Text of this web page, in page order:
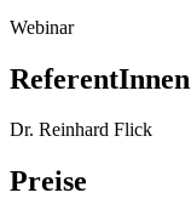
Webinar
ReferentInnen
Dr. Reinhard Flick
Preise